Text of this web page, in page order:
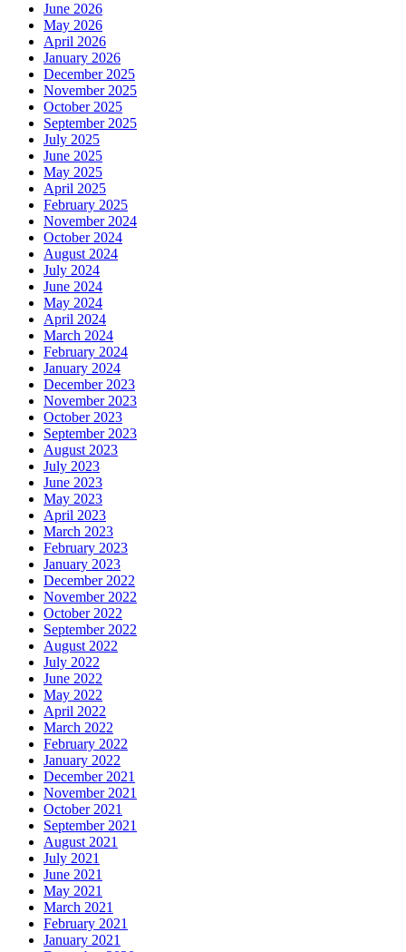
June 2026
May 2026
April 2026
January 2026
December 2025
November 2025
October 2025
September 2025
July 2025
June 2025
May 2025
April 2025
February 2025
November 2024
October 2024
August 2024
July 2024
June 2024
May 2024
April 2024
March 2024
February 2024
January 2024
December 2023
November 2023
October 2023
September 2023
August 2023
July 2023
June 2023
May 2023
April 2023
March 2023
February 2023
January 2023
December 2022
November 2022
October 2022
September 2022
August 2022
July 2022
June 2022
May 2022
April 2022
March 2022
February 2022
January 2022
December 2021
November 2021
October 2021
September 2021
August 2021
July 2021
June 2021
May 2021
March 2021
February 2021
January 2021